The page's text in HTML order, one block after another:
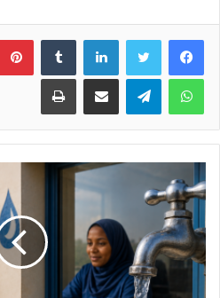
فيسبوك تويتر لينكدإن
واتساب تيلقرام مشاركة عبر البريد طباعة